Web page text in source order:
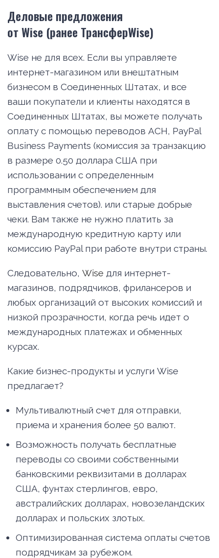
Деловые предложения
от Wise (ранее ТрансферWise)
Wise не для всех. Если вы управляете
интернет-магазином или внештатным
бизнесом в Соединенных Штатах, и все
ваши покупатели и клиенты находятся в
Соединенных Штатах, вы можете получать
оплату с помощью переводов ACH, PayPal
Business Payments (комиссия за транзакцию
в размере 0.50 доллара США при
использовании с определенным
программным обеспечением для
выставления счетов). или старые добрые
чеки. Вам также не нужно платить за
международную кредитную карту или
комиссию PayPal при работе внутри страны.
Следовательно, Wise для интернет-
магазинов, подрядчиков, фрилансеров и
любых организаций от высоких комиссий и
низкой прозрачности, когда речь идет о
международных платежах и обменных
курсах.
Какие бизнес-продукты и услуги Wise
предлагает?
Мультивалютный счет для отправки,
приема и хранения более 50 валют.
Возможность получать бесплатные
переводы со своими собственными
банковскими реквизитами в долларах
США, фунтах стерлингов, евро,
австралийских долларах, новозеландских
долларах и польских злотых.
Оптимизированная система оплаты счетов
подрядчикам за рубежом.